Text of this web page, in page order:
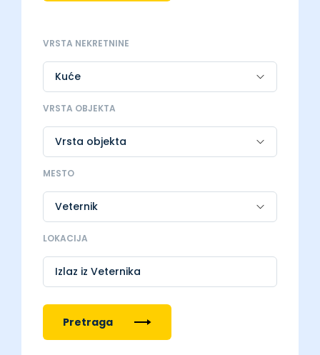
VRSTA NEKRETNINE
VRSTA OBJEKTA
MESTO
LOKACIJA
Izlaz iz Veternika
Pretraga